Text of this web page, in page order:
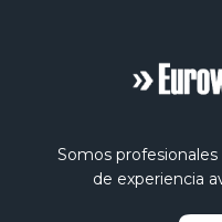
Somos profesionales
de experiencia